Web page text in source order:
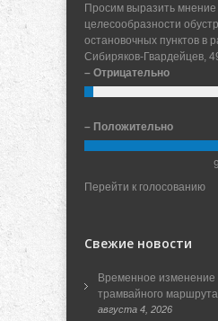
Просим выразить мнение
целесообразности
остановочных пунктов в
Сибиряков-Гвардейцев,
– Отрицательно
– Положительно
Перейти к голосованию
Свежие новости
Временное
трамвайного
августа 4, 2026